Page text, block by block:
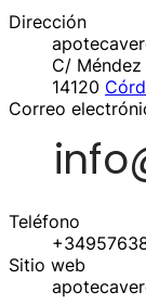
Dirección
C/ Méndez
14120
Correo
Teléfono
Sitio web